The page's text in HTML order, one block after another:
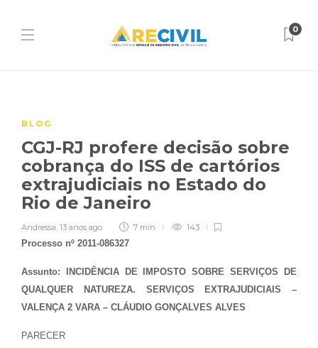
0
BLOG
CGJ-RJ profere decisão sobre
cobrança do ISS de cartórios
extrajudiciais no Estado do
Rio de Janeiro
Andressa, 13 anos ago 7 min 143
Processo nº 2011-086327
Assunto: INCIDÊNCIA DE IMPOSTO SOBRE SERVIÇOS DE
QUALQUER NATUREZA. SERVIÇOS EXTRAJUDICIAIS –
VALENÇA 2 VARA – CLÁUDIO GONÇALVES ALVES
PARECER